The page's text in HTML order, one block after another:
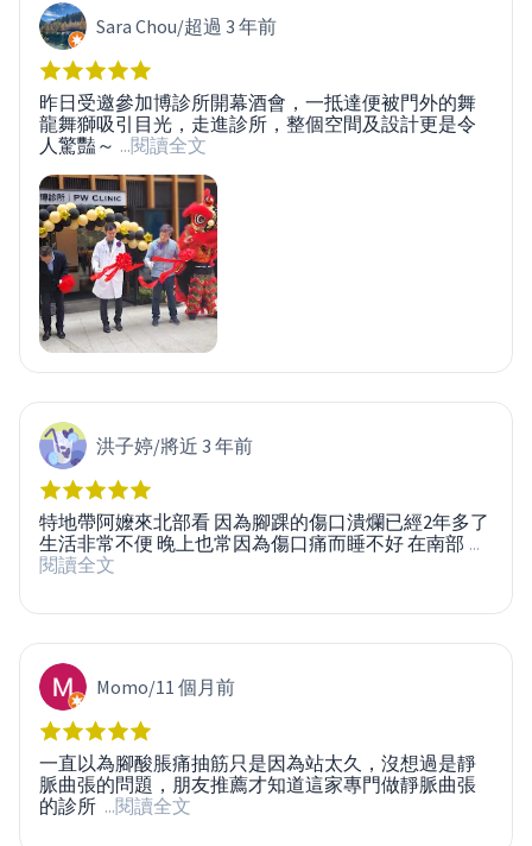
Sara Chou/超過 3 年前
昨日受邀參加博診所開幕酒會，一抵達便被門外的舞
龍舞獅吸引目光，走進診所，整個空間及設計更是令
人驚豔～ ...閱讀全文
洪子婷/將近 3 年前
特地帶阿嬤來北部看 因為腳踝的傷口潰爛已經2年多了
生活非常不便 晚上也常因為傷口痛而睡不好 在南部 ...
閱讀全文
Momo/11 個月前
一直以為腳酸脹痛抽筋只是因為站太久，沒想過是靜
脈曲張的問題，朋友推薦才知道這家專門做靜脈曲張
的診所 ...閱讀全文